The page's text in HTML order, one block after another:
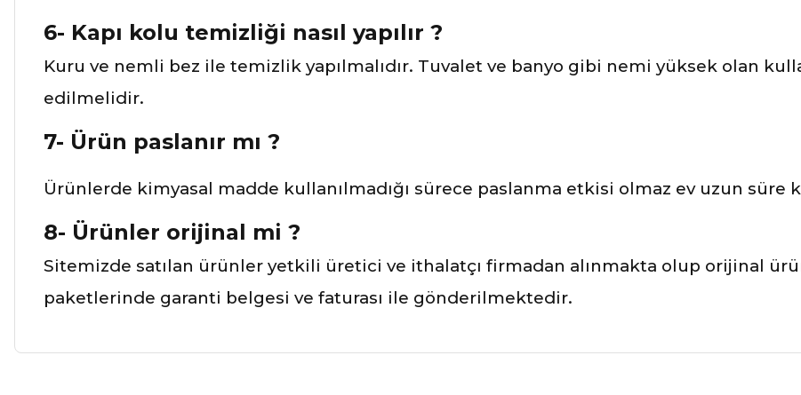
6- Kapı kolu temizliği nasıl yapılır ?
Kuru ve nemli bez ile temizlik yapılmalıdır. Tuvalet ve banyo gibi nemi yüksek olan
edilmelidir.
7- Ürün paslanır mı ?
Ürünlerde kimyasal madde kullanılmadığı sürece paslanma etkisi olmaz ev uzun süre
8- Ürünler orijinal mi ?
Sitemizde satılan ürünler yetkili üretici ve ithalatçı firmadan alınmakta olup orijinal
paketlerinde garanti belgesi ve faturası ile gönderilmektedir.